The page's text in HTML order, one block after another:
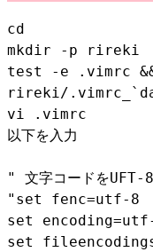
cd
mkdir -p rireki
test -e .vimrc
rireki/
vi .vimrc
以下を入力
" 文字コードをUFT-
"set fenc=utf-8
set
set